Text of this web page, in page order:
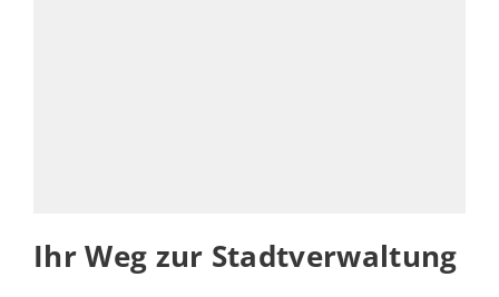
Ihr Weg zur Stadtverwaltung